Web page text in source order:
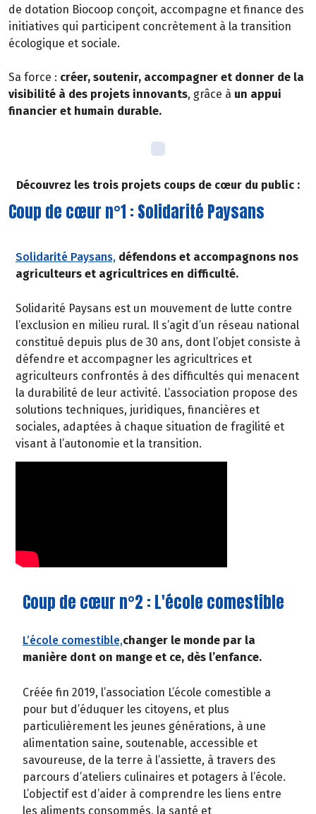
de dotation Biocoop conçoit, accompagne et finance des
initiatives qui participent concrètement à la transition
écologique et sociale.
Sa force : créer, soutenir, accompagner et donner de la
visibilité à des projets innovants, grâce à un appui
financier et humain durable.
Découvrez les trois projets coups de cœur du public :
Coup de cœur n°1 : Solidarité Paysans
Solidarité Paysans, défendons et accompagnons nos
agriculteurs et agricultrices en difficulté.
Solidarité Paysans est un mouvement de lutte contre
l’exclusion en milieu rural. Il s’agit d’un réseau national
constitué depuis plus de 30 ans, dont l’objet consiste à
défendre et accompagner les agricultrices et
agriculteurs confrontés à des difficultés qui menacent
la durabilité de leur activité. L’association propose des
solutions techniques, juridiques, financières et
sociales, adaptées à chaque situation de fragilité et
visant à l’autonomie et la transition.
Coup de cœur n°2 : L'école comestible
L’école comestible,changer le monde par la
manière dont on mange et ce, dès l’enfance.
Créée fin 2019, l’association L’école comestible a
pour but d’éduquer les citoyens, et plus
particulièrement les jeunes générations, à une
alimentation saine, soutenable, accessible et
savoureuse, de la terre à l’assiette, à travers des
parcours d’ateliers culinaires et potagers à l’école.
L’objectif est d’aider à comprendre les liens entre
les aliments consommés, la santé et